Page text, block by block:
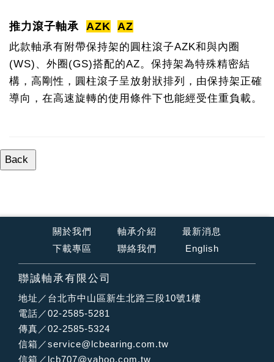
推力滾子軸承 AZK AZ
此款軸承有附帶保持架的圓柱滾子AZK和與內圈
(WS)、外圈(GS)搭配的AZ。保持架為特殊精密結
構，高剛性，圓柱滾子呈放射狀排列，由保持架正確
導向，在高速旋轉的使用條件下也能經受住重負載。
關於我們 軸承介紹
最新消息
下載專區
聯絡我們 English
聯誠軸承有限公司
地址／台北市中山區新生北路三段10號1樓
電話／02-2585-5281
傳真／02-2585-5324
信箱／service@lcbearing.com.tw
信箱／ lcb707@yahoo.com.tw